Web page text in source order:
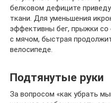
белковом дефиците
ткани. Для уменьшения
эффективны бег, прыжки со
с мячом, быстрая
велосипеде.
Подтянутые руки
За вопросом «как убрать